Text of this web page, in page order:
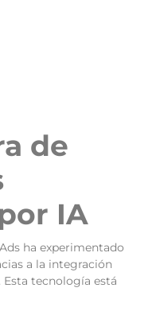
de
IA
ha experimentado
a la integración
tecnología está